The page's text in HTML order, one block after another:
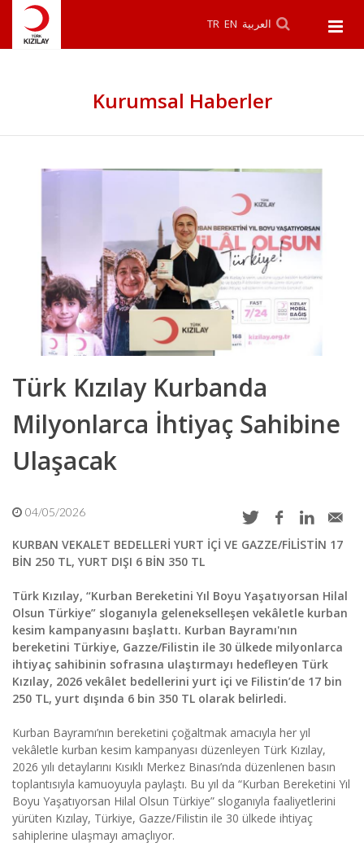
TR EN العربية
Kurumsal Haberler
Türk Kızılay Kurbanda
Milyonlarca İhtiyaç Sahibine
Ulaşacak
04/05/2026
KURBAN VEKALET BEDELLERİ YURT İÇİ VE GAZZE/FİLİSTİN 17
BİN 250 TL, YURT DIŞI 6 BİN 350 TL
Türk Kızılay, “Kurban Bereketini Yıl Boyu Yaşatıyorsan Hilal
Olsun Türkiye” sloganıyla gelenekselleşen vekâletle kurban
kesim kampanyasını başlattı. Kurban Bayramı'nın
bereketini Türkiye, Gazze/Filistin ile 30 ülkede milyonlarca
ihtiyaç sahibinin sofrasına ulaştırmayı hedefleyen Türk
Kızılay, 2026 vekâlet bedellerini yurt içi ve Filistin’de 17 bin
250 TL, yurt dışında 6 bin 350 TL olarak belirledi.
Kurban Bayramı’nın bereketini çoğaltmak amacıyla her yıl
vekâletle kurban kesim kampanyası düzenleyen Türk Kızılay,
2026 yılı detaylarını Kısıklı Merkez Binası’nda düzenlenen basın
toplantısıyla kamuoyuyla paylaştı. Bu yıl da “Kurban Bereketini Yıl
Boyu Yaşatıyorsan Hilal Olsun Türkiye” sloganıyla faaliyetlerini
yürüten Kızılay, Türkiye, Gazze/Filistin ile 30 ülkede ihtiyaç
sahiplerine ulaşmayı amaçlıyor.